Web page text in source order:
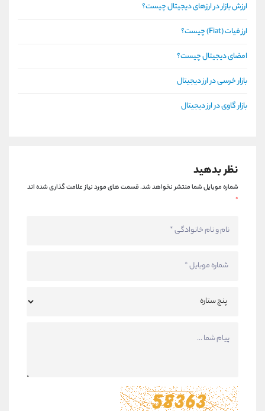
ارزش بازار در ارزهای دیجیتال چیست؟
ارز فیات (Fiat) چیست؟
امضای دیجیتال چیست؟
بازار خرسی در ارز دیجیتال
بازار گاوی در ارز دیجیتال
نظر بدهید
شماره موبایل شما منتشر نخواهد شد.قسمت های مورد نیاز علامت گذاری شده اند
*